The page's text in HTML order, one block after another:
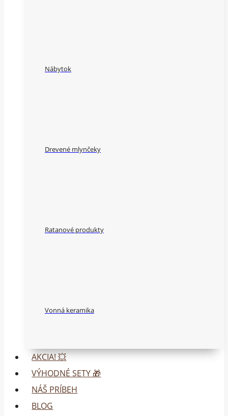
Nábytok
Drevené mlynčeky
Ratanové produkty
Vonná keramika
AKCIA! 💥
VÝHODNÉ SETY 🎁
NÁŠ PRÍBEH
BLOG